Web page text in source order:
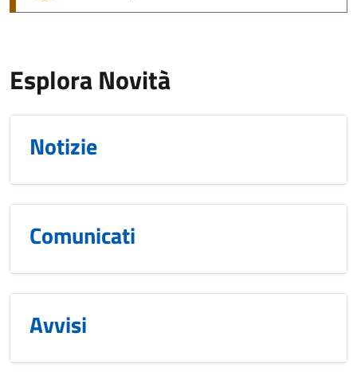
Esplora Novità
Notizie
Comunicati
Avvisi